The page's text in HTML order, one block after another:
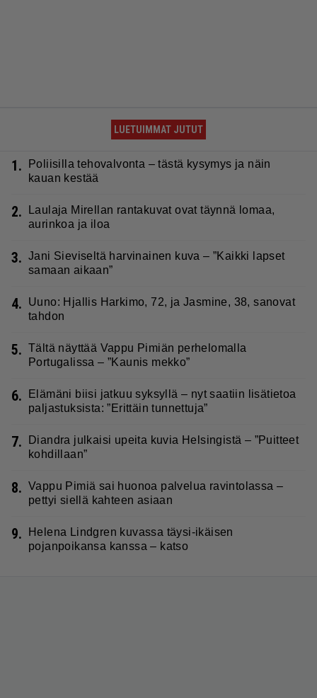
LUETUIMMAT JUTUT
1.
Poliisilla tehovalvonta – tästä kysymys ja näin
kauan kestää
2.
Laulaja Mirellan rantakuvat ovat täynnä lomaa,
aurinkoa ja iloa
3. Jani Sieviseltä harvinainen kuva – ”Kaikki lapset
samaan aikaan”
4.
Uuno: Hjallis Harkimo, 72, ja Jasmine, 38, sanovat
tahdon
5. Tältä näyttää Vappu Pimiän perhelomalla
Portugalissa – ”Kaunis mekko”
6.
Elämäni biisi jatkuu syksyllä – nyt saatiin lisätietoa
paljastuksista: ”Erittäin tunnettuja”
7.
Diandra julkaisi upeita kuvia Helsingistä – ”Puitteet
kohdillaan”
8. Vappu Pimiä sai huonoa palvelua ravintolassa –
pettyi siellä kahteen asiaan
9.
Helena Lindgren kuvassa täysi-ikäisen
pojanpoikansa kanssa – katso